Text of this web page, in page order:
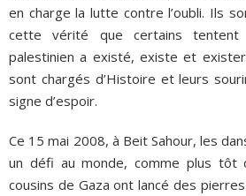
en charge la lutte contre l’oubli. Ils
cette vérité que certains
palestinien a existé, existe et
sont chargés d’Histoire et leurs
signe d’espoir.
Ce 15 mai 2008, à Beit Sahour, les
un défi au monde, comme plus tôt
cousins de Gaza ont lancé des